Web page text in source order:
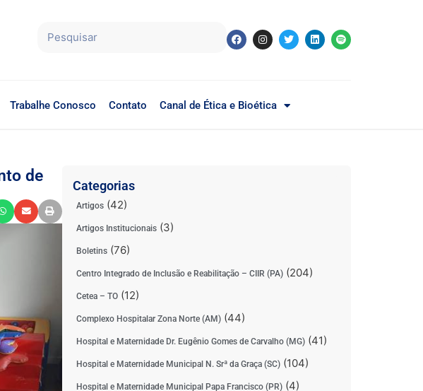
Trabalhe Conosco Contato Canal de Ética e Bioética
de
Categorias
Artigos(42)
Artigos Institucionais(3)
Boletins(76)
Centro Integrado de Inclusão e Reabilitação – CIIR (PA)(204)
Cetea – TO(12)
Complexo Hospitalar Zona Norte (AM)(44)
Hospital e Maternidade Dr. Eugênio Gomes de Carvalho (MG)(41)
Hospital e Maternidade Municipal N. Srª da Graça (SC)(104)
Hospital e Maternidade Municipal Papa Francisco (PR)(4)